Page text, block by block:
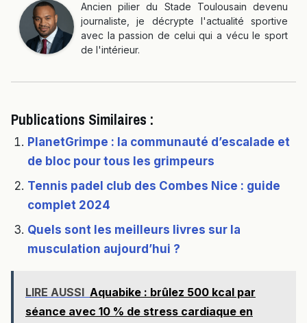
Ancien pilier du Stade Toulousain devenu
journaliste, je décrypte l'actualité sportive
avec la passion de celui qui a vécu le sport
de l'intérieur.
Publications Similaires :
PlanetGrimpe : la communauté d’escalade et
de bloc pour tous les grimpeurs
Tennis padel club des Combes Nice : guide
complet 2024
Quels sont les meilleurs livres sur la
musculation aujourd’hui ?
LIRE AUSSI Aquabike : brûlez 500 kcal par
séance avec 10 % de stress cardiaque en